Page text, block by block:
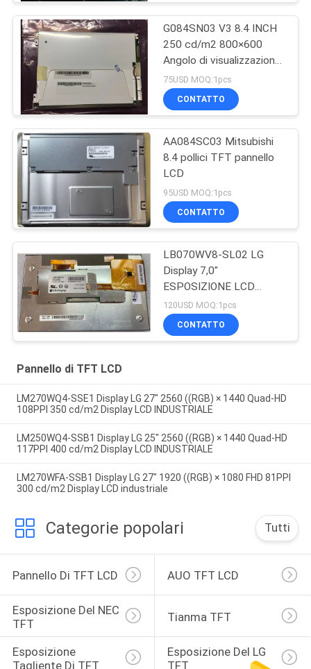
G084SN03 V3 8.4 INCH
250 cd/m2 800×600
Angolo di visualizzazione
80/80/80/60 TFT-LCD,
LCM
75USD MOQ:1pcs
CONTATTO
AA084SC03 Mitsubishi
8.4 pollici TFT pannello
LCD
95USD MOQ:1pcs
CONTATTO
LB070WV8-SL02 LG
Display 7,0"
ESPOSIZIONE LCD
INDUSTRIALE 133PPI di
800×480 450cd/m2
120USD MOQ:1pcs
CONTATTO
Pannello di TFT LCD
LM270WQ4-SSE1 Display LG 27" 2560 ((RGB) × 1440 Quad-HD
108PPI 350 cd/m2 Display LCD INDUSTRIALE
LM250WQ4-SSB1 Display LG 25" 2560 ((RGB) × 1440 Quad-HD
117PPI 400 cd/m2 Display LCD INDUSTRIALE
LM270WFA-SSB1 Display LG 27" 1920 ((RGB) × 1080 FHD 81PPI
300 cd/m2 Display LCD industriale
Categorie popolari Tutti
Pannello Di TFT LCD AUO TFT LCD
Esposizione Del NEC
TFT
Tianma TFT
Esposizione
Tagliente Di TFT
Esposizione Del LG
TFT